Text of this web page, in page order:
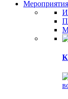
Мероприятия